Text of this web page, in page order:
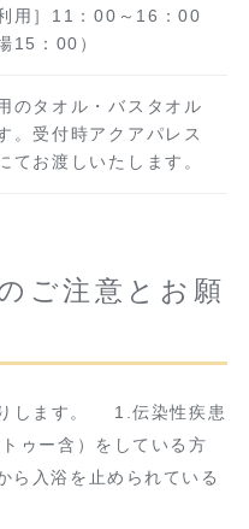
用］11：00～16：00
15：00）
のタオル・バスタオル
。受付時アクアパレス
てお渡しいたします。
ご注意とお願
します。 1.伝染性疾患
ゥー含）をしている方
入浴を止められている